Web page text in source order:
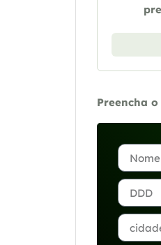
Preencha